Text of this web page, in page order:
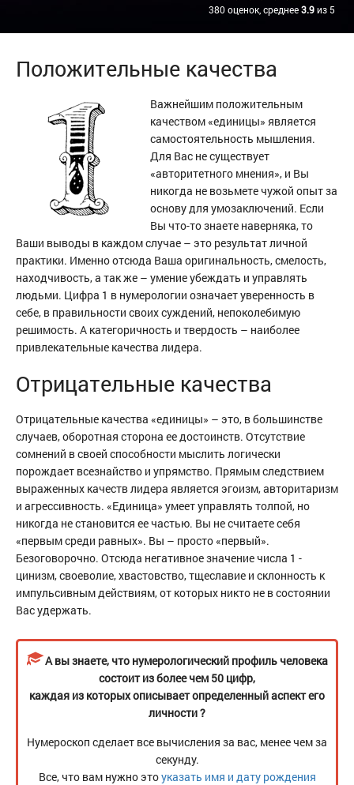
380 оценок, среднее3.9из 5
Положительные качества
Важнейшим положительным
качеством «единицы» является
самостоятельность мышления.
Для Вас не существует
«авторитетного мнения», и Вы
никогда не возьмете чужой опыт за
основу для умозаключений. Если
Вы что-то знаете наверняка, то
Ваши выводы в каждом случае – это результат личной
практики. Именно отсюда Ваша оригинальность, смелость,
находчивость, а так же – умение убеждать и управлять
людьми. Цифра 1 в нумерологии означает уверенность в
себе, в правильности своих суждений, непоколебимую
решимость. А категоричность и твердость – наиболее
привлекательные качества лидера.
Отрицательные качества
Отрицательные качества «единицы» – это, в большинстве
случаев, оборотная сторона ее достоинств. Отсутствие
сомнений в своей способности мыслить логически
порождает всезнайство и упрямство. Прямым следствием
выраженных качеств лидера является эгоизм, авторитаризм
и агрессивность. «Единица» умеет управлять толпой, но
никогда не становится ее частью. Вы не считаете себя
«первым среди равных». Вы – просто «первый».
Безоговорочно. Отсюда негативное значение числа 1 -
цинизм, своеволие, хвастовство, тщеславие и склонность к
импульсивным действиям, от которых никто не в состоянии
Вас удержать.
А вы знаете, что нумерологический профиль человека
состоит из более чем 50 цифр,
каждая из которых описывает определенный аспект его
личности ?
Нумероскоп сделает все вычисления за вас, менее чем за
секунду.
Все, что вам нужно этоуказать имя и дату рождения